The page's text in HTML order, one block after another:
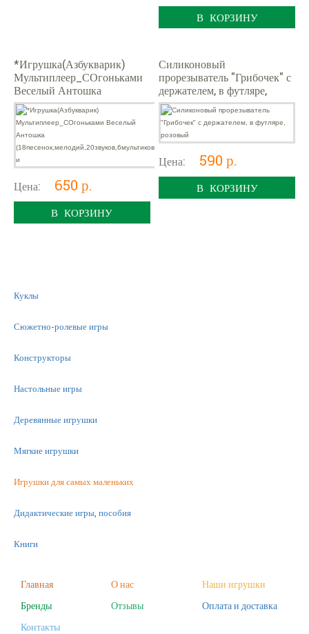
В КОРЗИНУ
*Игрушка(Азбукварик)
Мультиплеер_СОгоньками
Веселый Антошка
(18песенок,мелодий,20звуко
в,6мультиков и
Цена: 650 р.
В КОРЗИНУ
Силиконовый
прорезыватель "Грибочек" с
держателем, в футляре,
розовый
Цена: 590 р.
В КОРЗИНУ
Куклы
Сюжетно-ролевые игры
Конструкторы
Настольные игры
Деревянные игрушки
Мягкие игрушки
Игрушки для самых маленьких
Дидактические игры, пособия
Книги
Фигурки
Главная О нас
Наши игрушки
Бренды
Отзывы
Оплата и доставка
Контакты